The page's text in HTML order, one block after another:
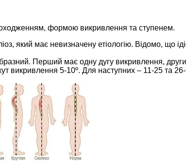
формою викривлення та ступенем.
який має невизначену етіологію. Відомо, що
Перший має одну дугу викривлення,
викривлення 5-10º. Для наступних – 11-25 та 26-